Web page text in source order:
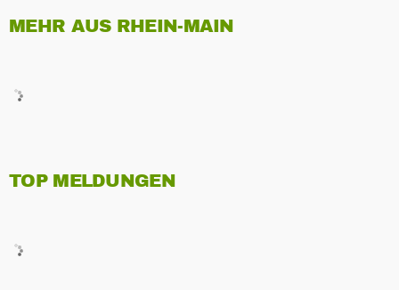
MEHR AUS RHEIN-MAIN
TOP MELDUNGEN